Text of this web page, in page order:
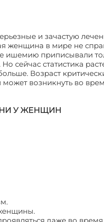
и зачастую
женщина в мире не
ишемию приписывали
сейчас статистика
Возраст
может возникнуть во
У ЖЕНЩИН